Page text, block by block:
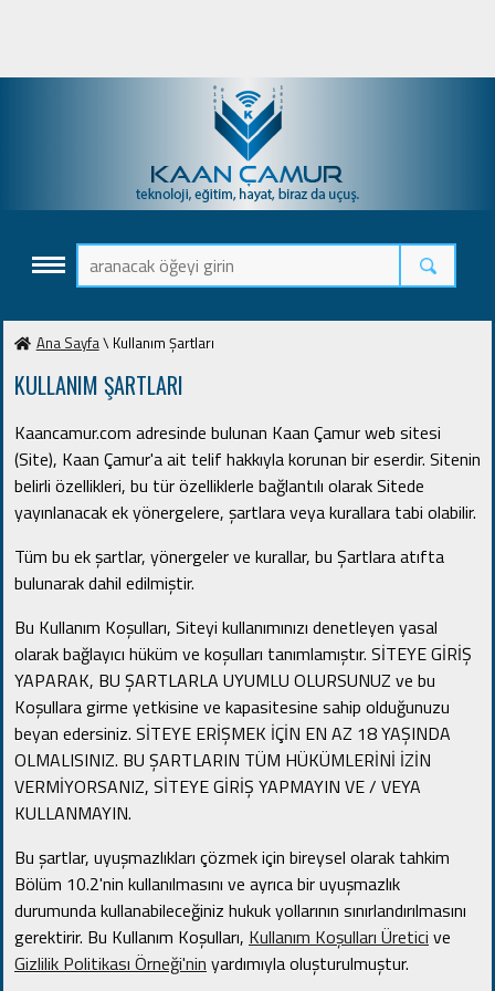
Ana Sayfa\ Kullanım Şartları
KULLANIM ŞARTLARI
Kaancamur.com adresinde bulunan Kaan Çamur web sitesi
(Site), Kaan Çamur'a ait telif hakkıyla korunan bir eserdir. Sitenin
belirli özellikleri, bu tür özelliklerle bağlantılı olarak Sitede
yayınlanacak ek yönergelere, şartlara veya kurallara tabi olabilir.
Tüm bu ek şartlar, yönergeler ve kurallar, bu Şartlara atıfta
bulunarak dahil edilmiştir.
Bu Kullanım Koşulları, Siteyi kullanımınızı denetleyen yasal
olarak bağlayıcı hüküm ve koşulları tanımlamıştır. SİTEYE GİRİŞ
YAPARAK, BU ŞARTLARLA UYUMLU OLURSUNUZ ve bu
Koşullara girme yetkisine ve kapasitesine sahip olduğunuzu
beyan edersiniz. SİTEYE ERİŞMEK İÇİN EN AZ 18 YAŞINDA
OLMALISINIZ. BU ŞARTLARIN TÜM HÜKÜMLERİNİ İZİN
VERMİYORSANIZ, SİTEYE GİRİŞ YAPMAYIN VE / VEYA
KULLANMAYIN.
Bu şartlar, uyuşmazlıkları çözmek için bireysel olarak tahkim
Bölüm 10.2'nin kullanılmasını ve ayrıca bir uyuşmazlık
durumunda kullanabileceğiniz hukuk yollarının sınırlandırılmasını
gerektirir. Bu Kullanım Koşulları, Kullanım Koşulları Üretici ve
Gizlilik Politikası Örneği'nin yardımıyla oluşturulmuştur.